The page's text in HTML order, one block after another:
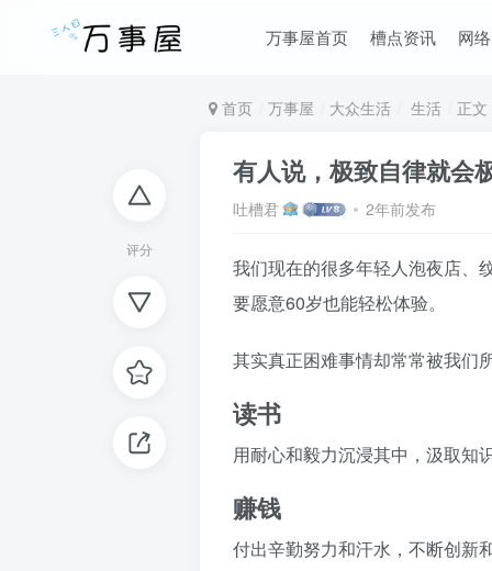
万事屋首页 槽点资讯 网
评分
首页 万事屋 大众生活 生活 正文
有人说，极致自律就会
吐槽君 2年前发布
我们现在的很多年轻人泡夜店、
要愿意60岁也能轻松体验。
其实真正困难事情却常常被我们
读书
用耐心和毅力沉浸其中，汲取知
赚钱
付出辛勤努力和汗水，不断创新